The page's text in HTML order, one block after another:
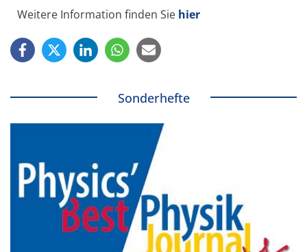
Weitere Information finden Sie hier
Sonderhefte